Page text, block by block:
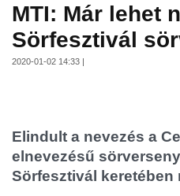
MTI: Már lehet
Sörfesztivál
2020-01-02 14:33 |
Elindult a nevezés a
elnevezésű
Sörfesztivál keretében